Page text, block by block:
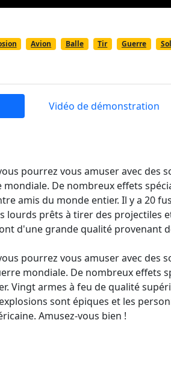
Avion Balle Tir Guerre
Vidéo de démonstration
pourrez vous amuser avec des
mondiale. De nombreux effets
amis du monde entier. Il y a 20
lourds prêts à tirer des projectiles
d'une grande qualité provenant
pourrez vous amuser avec des
mondiale. De nombreux
Vingt armes à feu de qualité
sont épiques et les
Amusez-vous bien !